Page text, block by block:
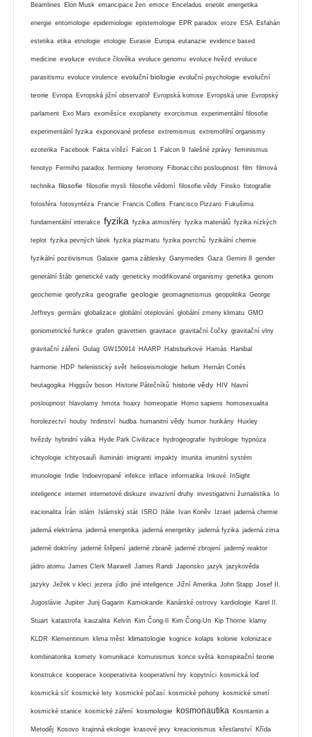
Beamlines Elon Musk emancipace žen emoce Enceladus eneolit energetika
energie entomologie epidemiologie epistemologie EPR paradox eroze ESA Esfahán
estetika etika etnologie etologie Eurasie Europa eutanazie evidence based
medicine evoluce evoluce člověka evoluce genomu evoluce hvězd evoluce
parasitismu evoluce virulence evoluční biologie evoluční psychologie evoluční
teorie Evropa Evropská jižní observatoř Evropská komise Evropská unie Evropský
parlament Exo Mars exoměsíce exoplanety exorcismus experimentální filosofie
experimentální fyzika exponované profese extremismus extremofilní organismy
ezoterika Facebook Fakta vítězí Falcon 1 Falcon 9 falešné zprávy feminismus
fenotyp Fermiho paradox fermiony feromony Fibonacciho posloupnost film filmová
technika filosofie filosofie mysli filosofie vědomí filosofie vědy Finsko fotografie
fotosféra fotosyntéza Francie Francis Collins Francisco Pizzaro Fukušima
fundamentální interakce fyzika fyzika atmosféry fyzika materiálů fyzika nízkých
teplot fyzika pevných látek fyzika plazmatu fyzika povrchů fyzikální chemie
fyzikální pozitivismus Galaxie gama záblesky Ganymedes Gaza Gemini 8 gender
generální štáb genetické vady geneticky modifikované organismy genetika genom
geochemie geofyzika geografie geologie geomagnetismus geopolitika George
Jeffreys germáni globalizace globální oteplování globální zmeny klimatu GMO
goniometrické funkce grafen gravettien gravitace gravitační čočky gravitační vlny
gravitační záření Gulag GW150914 HAARP Habsburkové Hamás Hanibal
harmonie HDP helenistický svět helioseismologie helium Hernán Cortés
heutagogika Higgsův boson Historie Pátečníků historie vědy HIV hlavní
posloupnost hlavolamy hmota hoaxy homeopatie Homo sapiens homosexualita
horolezectví houby hrdinství hudba humanitní vědy humor hurikány Huxley
hvězdy hybridní válka Hyde Park Civilizace hydrogeografie hydrologie hypnóza
ichtyologie ichtyosauři ilumináti imigranti impakty imunita imunitní systém
imunologie Indie Indoevropané infekce inflace informatika Inkové InSight
inteligence internet internetové diskuze invazivní druhy investigativní žurnalistika Io
iracionalita Írán islám Islámský stát ISRO Itálie Ivan Koněv Izrael jaderná chemie
jaderná elektrárna jaderná energetika jaderná energetiky jaderná fyzika jaderná zima
jaderné doktríny jaderné štěpení jaderné zbraně jaderné zbrojení jaderný reaktor
jádro atomu James Clerk Maxwell James Randi Japonsko jazyk jazykověda
jazyky Ježek v kleci jezera jídlo jiné inteligence Jižní Amerika John Stapp Josef II.
Jugoslávie Jupiter Jurij Gagarin Kamiokande Kanárské ostrovy kardiologie Karel II.
Stuart katastrofa kauzalita Kelvin Kim Čong-Il Kim Čong-Un Kip Thorne klamy
KLDR Klementinum klima měst klimatologie kognice kolaps kolonie kolonizace
kombinatorika komety komunikace komunismus konce světa konspirační teorie
konstrukce kooperace kooperativita kooperativní hry kopytníci kosmická loď
kosmická síť kosmické lety kosmické počasí kosmické pohony kosmické smetí
kosmické stanice kosmické záření kosmologie kosmonautika Kosntantin a
Metoděj Kosovo krajinná ekologie krasové jevy kreacionismus křesťanství Křída